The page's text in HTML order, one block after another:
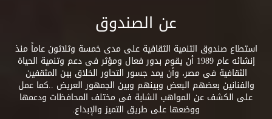
عن الصندوق
استطاع صندوق التنمية الثقافية على مدى خمسة وثلاثون عاماً منذ
إنشائه عام 1989 أن يقوم بدور فعال ومؤثر فى دعم وتنمية الحياة
الثقافية فى مصر، وأن يمد جسور التحاور الخلاق بين المثقفين
والفنانين بعضهم البعض وبينهم وبين الجمهور العريض ..كما عمل
على الكشف عن المواهب الشابة فى مختلف المحافظات ودعمها
ووضعها على طريق التميز والإبداع.